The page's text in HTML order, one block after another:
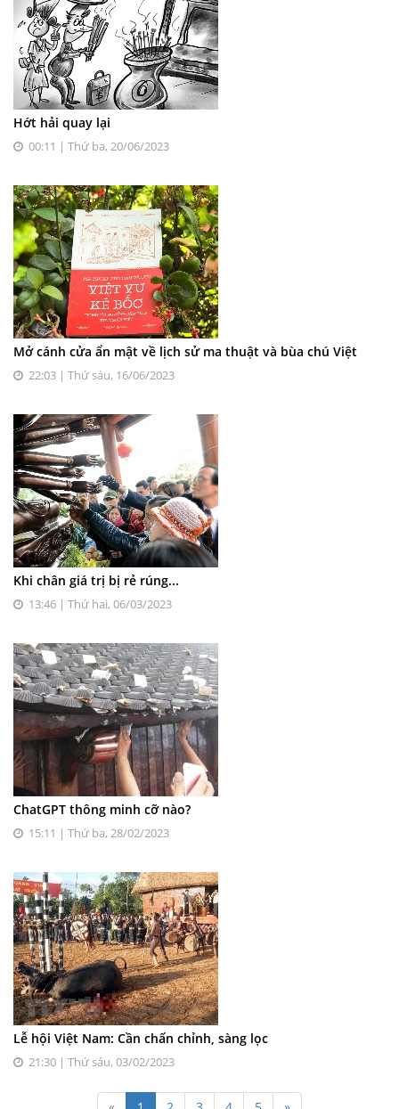
Hớt hải quay lại
00:11 | Thứ ba, 20/06/2023
Mở cánh cửa ẩn mật về lịch sử ma thuật và bùa chú Việt
22:03 | Thứ sáu, 16/06/2023
Khi chân giá trị bị rẻ rúng...
13:46 | Thứ hai, 06/03/2023
ChatGPT thông minh cỡ nào?
15:11 | Thứ ba, 28/02/2023
Lễ hội Việt Nam: Cần chấn chỉnh, sàng lọc
21:30 | Thứ sáu, 03/02/2023